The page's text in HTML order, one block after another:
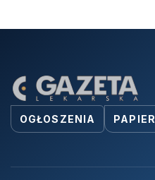
OGŁOSZENIA PAPIER